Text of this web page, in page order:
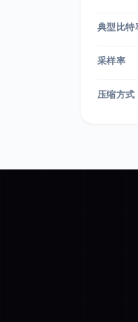
典型比特
采样率
压缩方式